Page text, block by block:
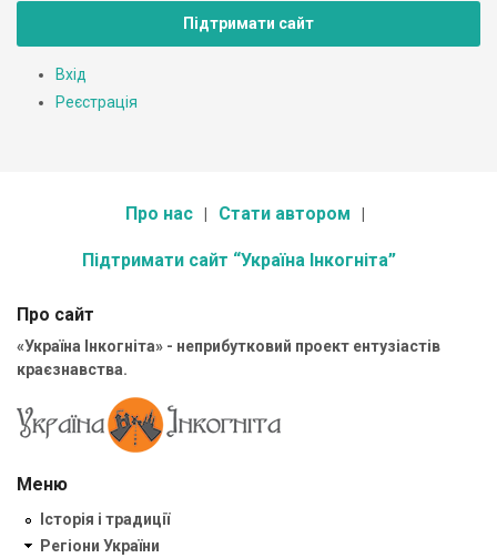
Підтримати сайт
Вхід
Реєстрація
Про нас Стати автором
Підтримати сайт “Україна Інкогніта”
Про сайт
«Україна Інкогніта» - неприбутковий проект ентузіастів
краєзнавства.
Меню
Історія і традиції
Регіони України